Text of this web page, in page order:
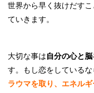
世界から早く抜けだす
ていきます。
大切な事は 自分の心と
す。もし恋をしているな
ラウマを取り、エネル